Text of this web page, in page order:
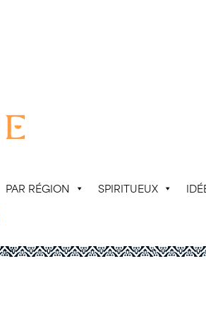
PAR RÉGION SPIRITUEUX